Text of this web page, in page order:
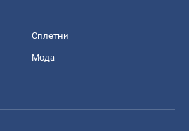
Сплетни
Мода